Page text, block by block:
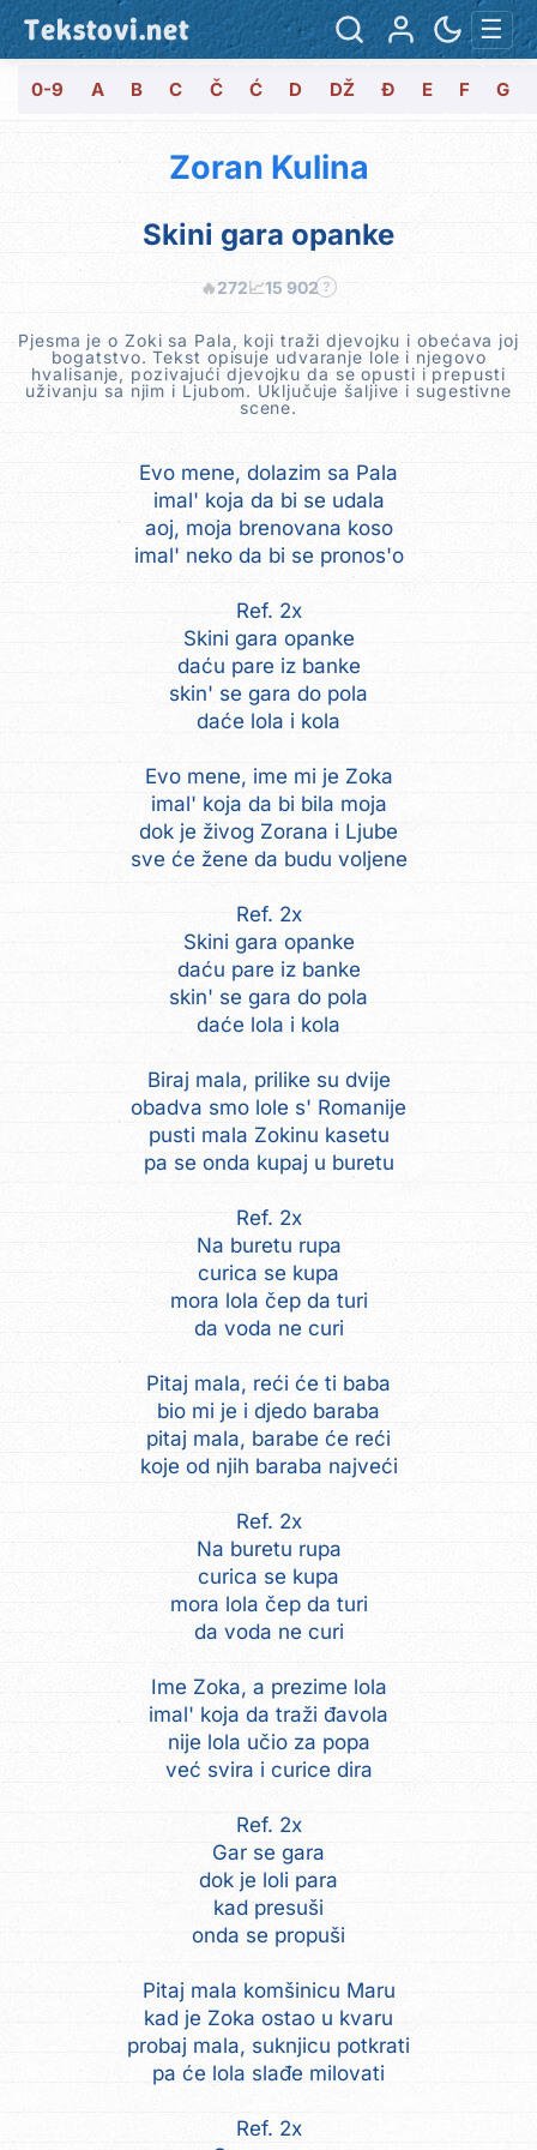
Tekstovi.net ☰
0-9 A B C Č Ć D DŽ Đ E F G
Zoran Kulina
Skini gara opanke
🔥272📈15 902 ?
Pjesma je o Zoki sa Pala, koji traži djevojku i obećava joj
bogatstvo. Tekst opisuje udvaranje lole i njegovo
hvalisanje, pozivajući djevojku da se opusti i prepusti
uživanju sa njim i Ljubom. Uključuje šaljive i sugestivne
scene.
Evo mene, dolazim sa Pala
imal' koja da bi se udala
aoj, moja brenovana koso
imal' neko da bi se pronos'o
Ref. 2x
Skini gara opanke
daću pare iz banke
skin' se gara do pola
daće lola i kola
Evo mene, ime mi je Zoka
imal' koja da bi bila moja
dok je živog Zorana i Ljube
sve će žene da budu voljene
Ref. 2x
Skini gara opanke
daću pare iz banke
skin' se gara do pola
daće lola i kola
Biraj mala, prilike su dvije
obadva smo lole s' Romanije
pusti mala Zokinu kasetu
pa se onda kupaj u buretu
Ref. 2x
Na buretu rupa
curica se kupa
mora lola čep da turi
da voda ne curi
Pitaj mala, reći će ti baba
bio mi je i djedo baraba
pitaj mala, barabe će reći
koje od njih baraba najveći
Ref. 2x
Na buretu rupa
curica se kupa
mora lola čep da turi
da voda ne curi
Ime Zoka, a prezime lola
imal' koja da traži đavola
nije lola učio za popa
već svira i curice dira
Ref. 2x
Gar se gara
dok je loli para
kad presuši
onda se propuši
Pitaj mala komšinicu Maru
kad je Zoka ostao u kvaru
probaj mala, suknjicu potkrati
pa će lola slađe milovati
Ref. 2x